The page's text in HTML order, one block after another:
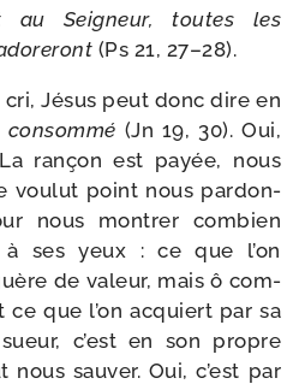
au Seigneur, toutes les
(Ps 21, 27–28).
Jésus peut donc dire en
consom­mé (Jn 19, 30). Oui,
ran­çon est payée, nous
vou­lut point nous par­don­
nous mon­trer com­bien
à ses yeux : ce que l’on
de valeur, mais ô com­
que l’on acquiert par sa
c’est en son propre
sau­ver. Oui, c’est par